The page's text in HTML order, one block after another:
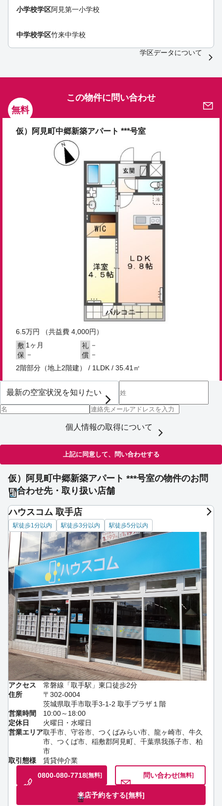
小学校学区阿見第一小学校
中学校学区竹来中学校
学区データについて
無料
この物件に問い合わせ
仮）阿見町中郷新築アパート ***号室
6.5万円
（共益費 4,000円）
敷 1ヶ月 礼 －
保 － 償 －
2階部分（地上2階建） / 1LDK / 35.41㎡
個人情報の取得について
上記に同意して、問い合わせする
仮）阿見町中郷新築アパート ***号室の物件のお問
い合わせ先・取り扱い店舗
ハウスコム 取手店
駅徒歩1分以内 駅徒歩3分以内 駅徒歩5分以内
アクセス
常磐線「取手駅」東口徒歩2分
住所
〒302-0004
茨城県取手市取手3-1-2 取手プラザ１階
営業時間
10:00～18:00
定休日
火曜日・水曜日
営業エリア取手市、守谷市、つくばみらい市、龍ヶ崎市、牛久
市、つくば市、稲敷郡阿見町、千葉県我孫子市、柏
市
取引態様
賃貸仲介業
0800-080-7718[無料] 問い合わせ[無料]
来店予約をする[無料]